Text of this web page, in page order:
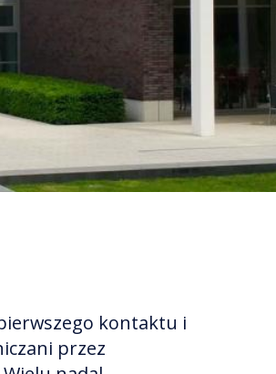
pierwszego kontaktu i
przez